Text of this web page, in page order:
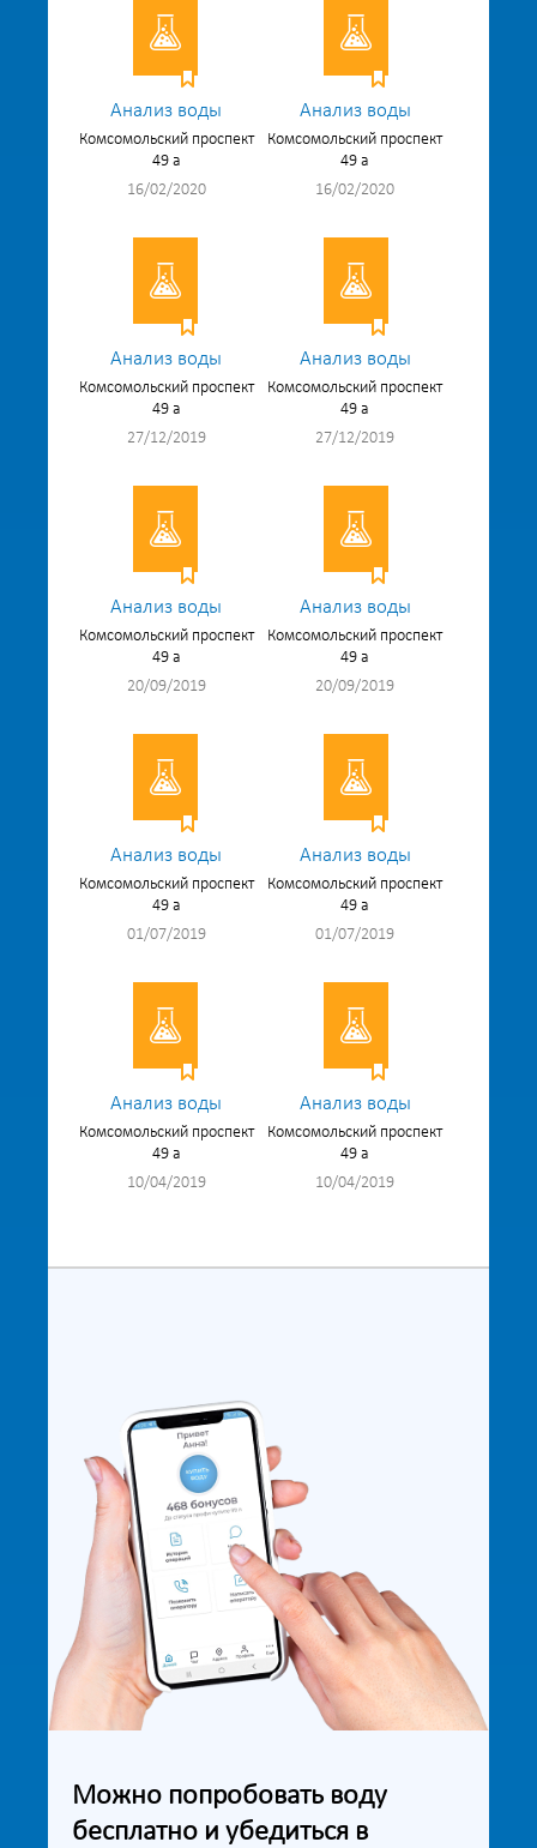
Анализ воды
Комсомольский проспект
49 а
16/02/2020
Анализ воды
Комсомольский проспект
49 а
16/02/2020
Анализ воды
Комсомольский проспект
49 а
27/12/2019
Анализ воды
Комсомольский проспект
49 а
27/12/2019
Анализ воды
Комсомольский проспект
49 а
20/09/2019
Анализ воды
Комсомольский проспект
49 а
20/09/2019
Анализ воды
Комсомольский проспект
49 а
01/07/2019
Анализ воды
Комсомольский проспект
49 а
01/07/2019
Анализ воды
Комсомольский проспект
49 а
10/04/2019
Анализ воды
Комсомольский проспект
49 а
10/04/2019
Можно попробовать воду
бесплатно и убедиться в